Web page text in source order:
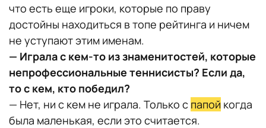
что есть еще игроки, которые по праву
достойны находиться в топе рейтинга и ничем
не уступают этим именам.
— Играла с кем-то из знаменитостей, которые
непрофессиональные теннисисты? Если да,
то с кем, кто победил?
— Нет, ни с кем не играла. Только с папой когда
была маленькая, если это считается.